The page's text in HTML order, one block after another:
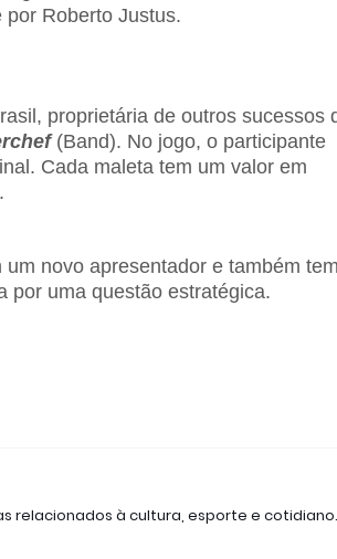
Roberto Justus.
proprietária de outros sucessos
(Band). No jogo, o participante
Cada maleta tem um valor em
novo apresentador e também tem
por uma questão estratégica.
relacionados à cultura, esporte e cotidiano.